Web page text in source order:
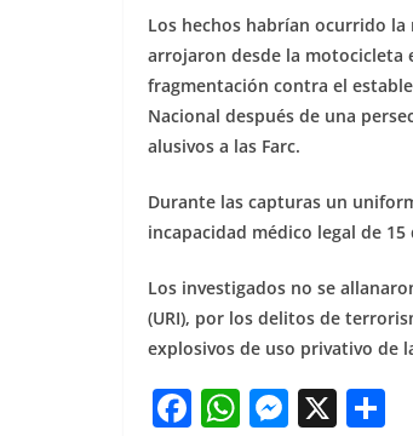
Los hechos habrían ocurrido la
arrojaron desde la motocicleta
fragmentación contra el
Nacional después de una
alusivos a las Farc.
Durante las capturas un
incapacidad médico legal de 15
Los investigados no se
(URI), por los delitos de
explosivos de uso privativo de
F W M X